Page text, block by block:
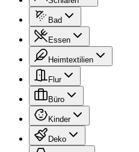
Bad
Essen
Heimtextilien
Flur
Büro
Kinder
Deko